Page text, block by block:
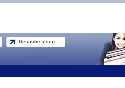
Gesuche lesen